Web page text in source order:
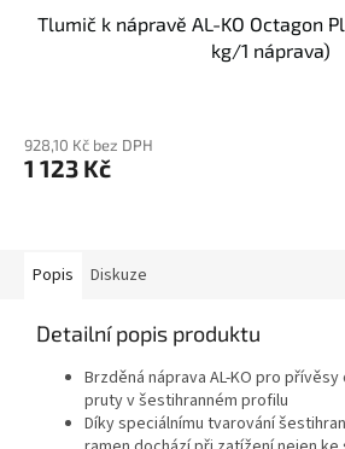
Tlumič k nápravě AL-KO Octagon
kg/1 náprava)
928,10 Kč bez DPH
1 123 Kč
Popis Diskuze
Detailní popis produktu
Brzděná náprava AL-KO pro
pruty v šestihranném profilu
Díky speciálnímu tvarování